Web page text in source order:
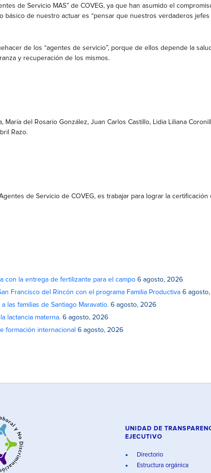
de Servicio MAS” de COVEG, ya que han asumido el
de nuestro actuar es “pensar que nuestros verdaderos
de los “agentes de servicio”, porque de ellos depende la
y recuperación de los mismos.
María del Rosario González, Juan Carlos Castillo, Lidia Liliana
Razo.
de Servicio de COVEG, es trabajar para lograr la
con la entrega de fertilizante para el campo 6 agosto, 2026
Francisco del Rincón con el programa Familia Productiva 6
las familias de Santiago Maravatío. 6 agosto, 2026
lactancia materna. 6 agosto, 2026
formación internacional 6 agosto, 2026
UNIDAD DE
EJECUTIVO
Directorio
Estructura orgánica